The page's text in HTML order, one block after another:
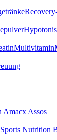
Multivitamin
Amacx Assos
Nutrition